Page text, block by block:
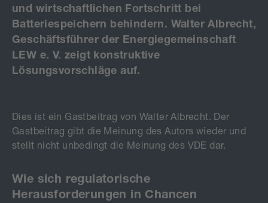
und wirtschaftlichen Fortschritt bei
Batteriespeichern behindern. Walter Albrecht,
Geschäftsführer der Energiegemeinschaft
LEW e. V. zeigt konstruktive
Lösungsvorschläge auf.
Dies ist ein Gastbeitrag von Walter Albrecht. Der
Gastbeitrag gibt die Meinung des Autors wieder und
stellt nicht unbedingt die Meinung des VDE dar.
Wie sich regulatorische
Herausforderungen in Chancen